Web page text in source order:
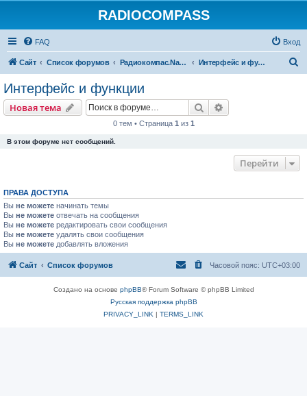
RADIOCOMPASS
FAQ Вход
Сайт Список форумов Радиокомпас.Navigator Интерфейс и функции
Интерфейс и функции
Новая тема Поиск
0 тем • Страница 1 из 1
В этом форуме нет сообщений.
Перейти
ПРАВА ДОСТУПА
Вы не можете начинать темы
Вы не можете отвечать на сообщения
Вы не можете редактировать свои сообщения
Вы не можете удалять свои сообщения
Вы не можете добавлять вложения
Сайт Список форумов Часовой пояс: UTC+03:00
Создано на основе phpBB® Forum Software © phpBB Limited
Русская поддержка phpBB
PRIVACY_LINK | TERMS_LINK